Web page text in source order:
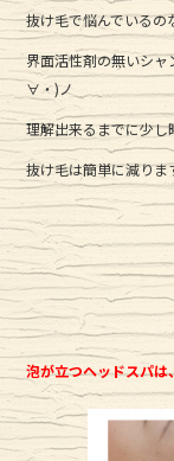
抜け毛で悩んでいるの
界面活性剤の無いシャ
∀・)ノ
理解出来るまでに少
抜け毛は簡単に減りま
泡が立つヘッドスパ